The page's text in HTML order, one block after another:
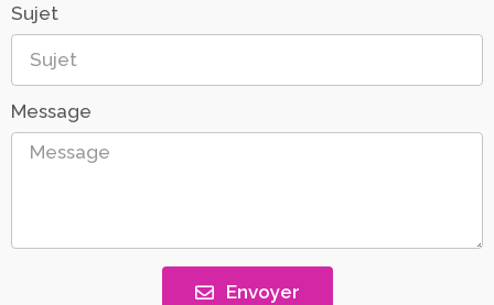
Sujet
Message
Envoyer